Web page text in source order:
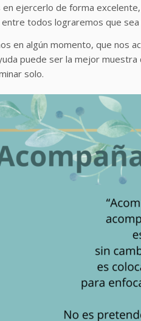
ejercerlo de forma
todos lograremos que
en algún momento, que nos
puede ser la mejor
solo.